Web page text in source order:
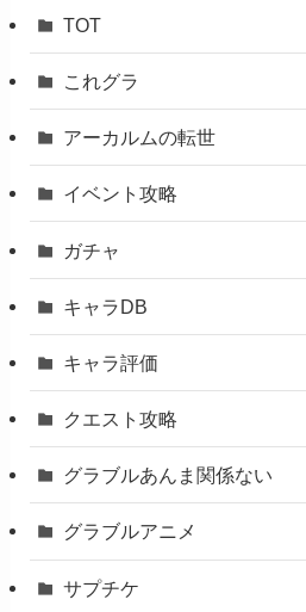
TOT
これグラ
アーカルムの転世
イベント攻略
ガチャ
キャラDB
キャラ評価
クエスト攻略
グラブルあんま関係ない
グラブルアニメ
サプチケ